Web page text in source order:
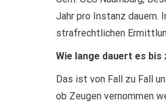
Jahr pro Instanz dauern.
strafrechtlichen
Wie lange dauert es
Das ist von Fall zu Fall
ob Zeugen vernommen